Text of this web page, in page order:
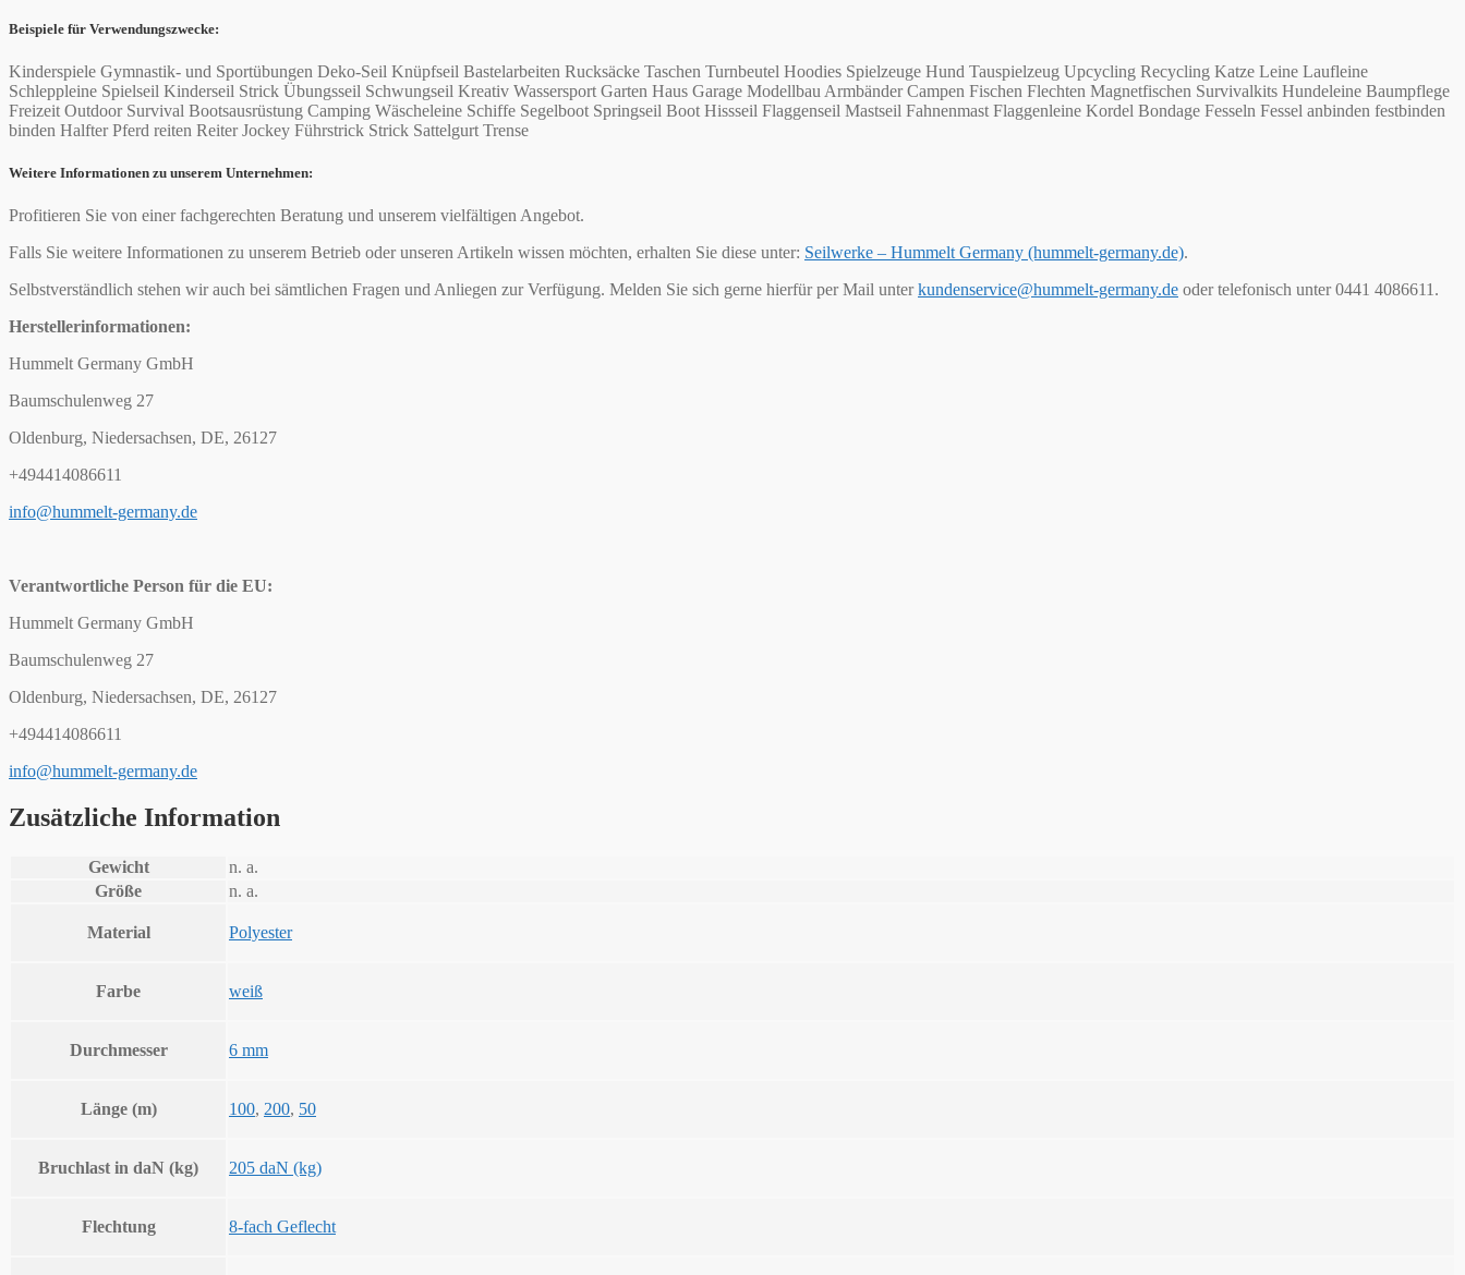
Beispiele für Verwendungszwecke:
Kinderspiele Gymnastik- und Sportübungen Deko-Seil Knüpfseil Bastelarbeiten Rucksäcke Taschen Turnbeutel Hoodies Spielzeuge Hund Tauspielzeug Upcycling Recycling Katze Leine Laufleine
Schleppleine Spielseil Kinderseil Strick Übungsseil Schwungseil Kreativ Wassersport Garten Haus Garage Modellbau Armbänder Campen Fischen Flechten Magnetfischen Survivalkits Hundeleine Baumpflege
Freizeit Outdoor Survival Bootsausrüstung Camping Wäscheleine Schiffe Segelboot Springseil Boot Hissseil Flaggenseil Mastseil Fahnenmast Flaggenleine Kordel Bondage Fesseln Fessel anbinden festbinden
binden Halfter Pferd reiten Reiter Jockey Führstrick Strick Sattelgurt Trense
Weitere Informationen zu unserem Unternehmen:
Profitieren Sie von einer fachgerechten Beratung und unserem vielfältigen Angebot.
Falls Sie weitere Informationen zu unserem Betrieb oder unseren Artikeln wissen möchten, erhalten Sie diese unter: Seilwerke – Hummelt Germany (hummelt-germany.de).
Selbstverständlich stehen wir auch bei sämtlichen Fragen und Anliegen zur Verfügung. Melden Sie sich gerne hierfür per Mail unterkundenservice@hummelt-germany.de oder telefonisch unter 0441 4086611.
Herstellerinformationen:
Hummelt Germany GmbH
Baumschulenweg 27
Oldenburg, Niedersachsen, DE, 26127
+494414086611
info@hummelt-germany.de
Verantwortliche Person für die EU:
Hummelt Germany GmbH
Baumschulenweg 27
Oldenburg, Niedersachsen, DE, 26127
+494414086611
info@hummelt-germany.de
Zusätzliche Information
Gewicht
n. a.
Größe
n. a.
Material Polyester
Farbe weiß
Durchmesser 6 mm
Länge (m) 100, 200, 50
Bruchlast in daN (kg) 205 daN (kg)
Flechtung 8-fach Geflecht